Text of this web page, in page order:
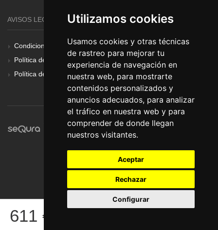
Utilizamos cookies
Usamos cookies y otras técnicas
de rastreo para mejorar tu
experiencia de navegación en
nuestra web, para mostrarte
contenidos personalizados y
anuncios adecuados, para analizar
el tráfico en nuestra web y para
comprender de donde llegan
nuestros visitantes.
Aceptar
Rechazar
Configurar
611 €
AVISOS LEGALES
Condiciones Generales
Política de Cookies
Política de Privacidad
© Pronorte Sonido SL. Todos los derechos reservados.